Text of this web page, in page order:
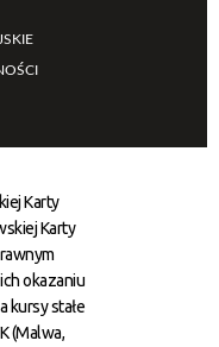
Karty
Karty
okazaniu
kursy stałe
(Malwa,